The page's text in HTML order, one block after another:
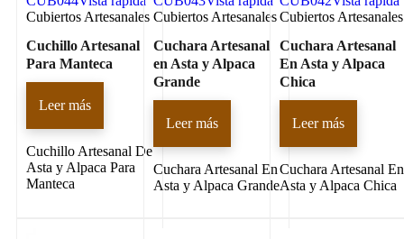
Cubiertos Artesanales
Cuchillo Artesanal
Para Manteca
Leer más
Cuchillo Artesanal De
Asta y Alpaca Para
Manteca
Cubiertos Artesanales
Cuchara Artesanal
en Asta y Alpaca
Grande
Leer más
Cuchara Artesanal En
Asta y Alpaca Grande
Cubiertos Artesanales
Cuchara Artesanal
En Asta y Alpaca
Chica
Leer más
Cuchara Artesanal En
Asta y Alpaca Chica